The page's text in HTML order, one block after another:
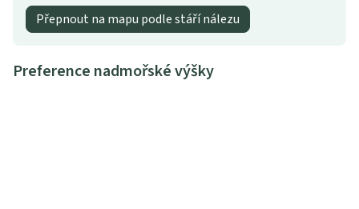
Přepnout na mapu podle stáří nálezu
Preference nadmořské výšky